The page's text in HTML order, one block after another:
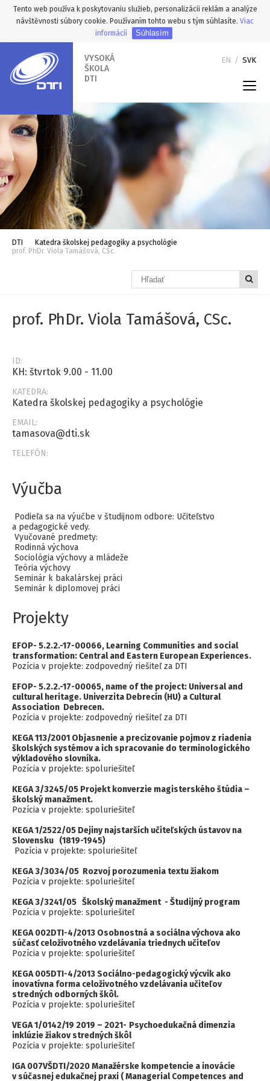
Tento web používa k poskytovaniu služieb, personalizácii reklám a analýze
návštěvnosti súbory cookie. Používaním tohto webu s tým súhlasíte. Viac
informácií
Súhlasím
VYSOKÁ
ŠKOLA
DTI
EN / SVK
DTI
Katedra školskej pedagogiky a psychológie
prof. PhDr. Viola Tamášová, CSc.
prof. PhDr. Viola Tamášová, CSc.
ID:
KH: štvrtok 9.00 - 11.00
KATEDRA:
Katedra školskej pedagogiky a psychológie
EMAIL:
tamasova@dti.sk
TELEFÓN:
Výučba
Podieľa sa na výučbe v študijnom odbore: Učiteľstvo
a pedagogické vedy.
Vyučované predmety:
Rodinná výchova
Sociológia výchovy a mládeže
Teória výchovy
Seminár k bakalárskej práci
Seminár k diplomovej práci
Projekty
EFOP- 5.2.2.-17-00066, Learning Communities and social
transformation: Central and Eastern European Experiences.
Pozícia v projekte: zodpovedný riešiteľ za DTI
EFOP- 5.2.2.-17-00065, name of the project: Universal and
cultural heritage. Univerzita Debrecín (HU) a Cultural
Association Debrecen.
Pozícia v projekte: zodpovedný riešiteľ za DTI
KEGA 113/2001 Objasnenie a precizovanie pojmov z riadenia
školských systémov a ich spracovanie do terminologického
výkladového slovníka.
Pozícia v projekte: spoluriešiteľ
KEGA 3/3245/05 Projekt konverzie magisterského štúdia –
školský manažment.
Pozícia v projekte: spoluriešiteľ
KEGA 1/2522/05 Dejiny najstarších učiteľských ústavov na
Slovensku (1819-1945)
Pozícia v projekte: spoluriešiteľ
KEGA 3/3034/05 Rozvoj porozumenia textu žiakom
Pozícia v projekte: spoluriešiteľ
KEGA 3/3241/05 Školský manažment - Študijný program
Pozícia v projekte: spoluriešiteľ
KEGA 002DTI-4/2013 Osobnostná a sociálna výchova ako
súčasť celoživotného vzdelávania triednych učiteľov
Pozícia v projekte: spoluriešiteľ
KEGA 005DTI-4/2013 Sociálno-pedagogický výcvik ako
inovatívna forma celoživotného vzdelávania učiteľov
stredných odborných škôl.
Pozícia v projekte: spoluriešiteľ
VEGA 1/0142/19 2019 – 2021- Psychoedukačná dimenzia
inklúzie žiakov stredných škôl
Pozícia v projekte: spoluriešiteľ
IGA 007VŠDTI/2020 Manažérske kompetencie a inovácie
v súčasnej edukačnej praxi ( Managerial Competences and